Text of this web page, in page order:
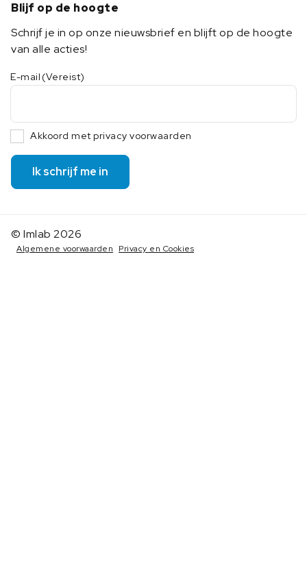
Blijf op de hoogte
Schrijf je in op onze nieuwsbrief en blijft op de hoogte
van alle acties!
E-mail (Vereist)
Akkoord met privacy voorwaarden
Ik schrijf me in
© Imlab 2026
Algemene voorwaarden Privacy en Cookies